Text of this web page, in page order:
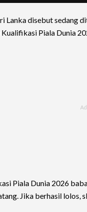
Lanka disebut sedang
Piala Dunia
Piala Dunia 2026
Jika berhasil lolos,